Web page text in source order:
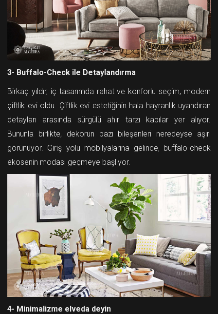
3- Buffalo-Check ile Detaylandırma
Birkaç yıldır, iç tasarımda rahat ve konforlu seçim, modern
çiftlik evi oldu. Çiftlik evi estetiğinin hala hayranlık uyandıran
detayları arasında sürgülü ahır tarzı kapılar yer alıyor.
Bununla birlikte, dekorun bazı bileşenleri neredeyse aşırı
görünüyor. Giriş yolu mobilyalarına gelince, buffalo-check
ekosenin modası geçmeye başlıyor.
4- Minimalizme elveda deyin